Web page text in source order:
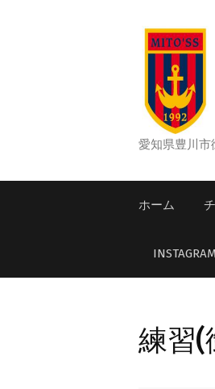
ッ
愛知県豊川
ホーム
INSTAGRAM
練習(